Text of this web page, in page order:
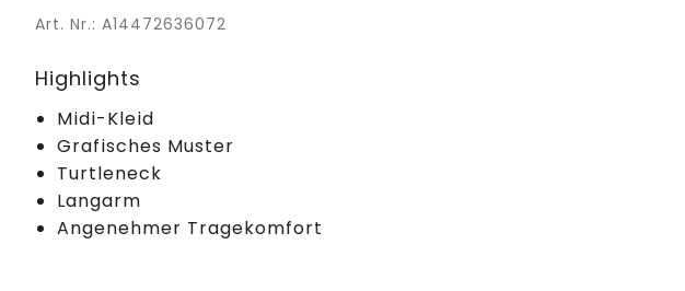
Art. Nr.: A14472636072
Highlights
Midi-Kleid
Grafisches Muster
Turtleneck
Langarm
Angenehmer Tragekomfort